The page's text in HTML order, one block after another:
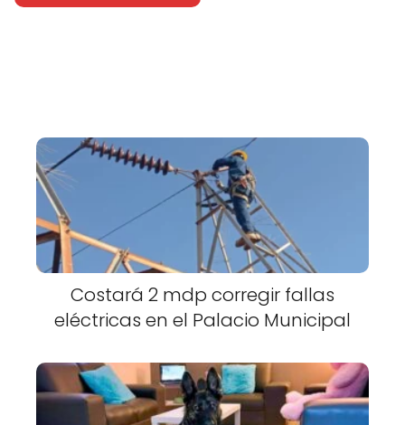
Costará 2 mdp corregir fallas
eléctricas en el Palacio Municipal